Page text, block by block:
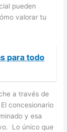
pueden
valorar tu
para todo
a través de
concesionario
y esa
Lo único que